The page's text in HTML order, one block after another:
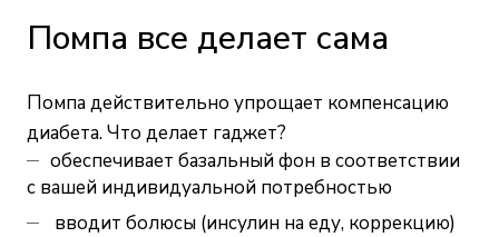
Помпа все делает сама
Помпа действительно упрощает компенсацию
диабета. Что делает гаджет?
обеспечивает базальный фон в соответствии
с вашей индивидуальной потребностью
вводит болюсы (инсулин на еду, коррекцию)